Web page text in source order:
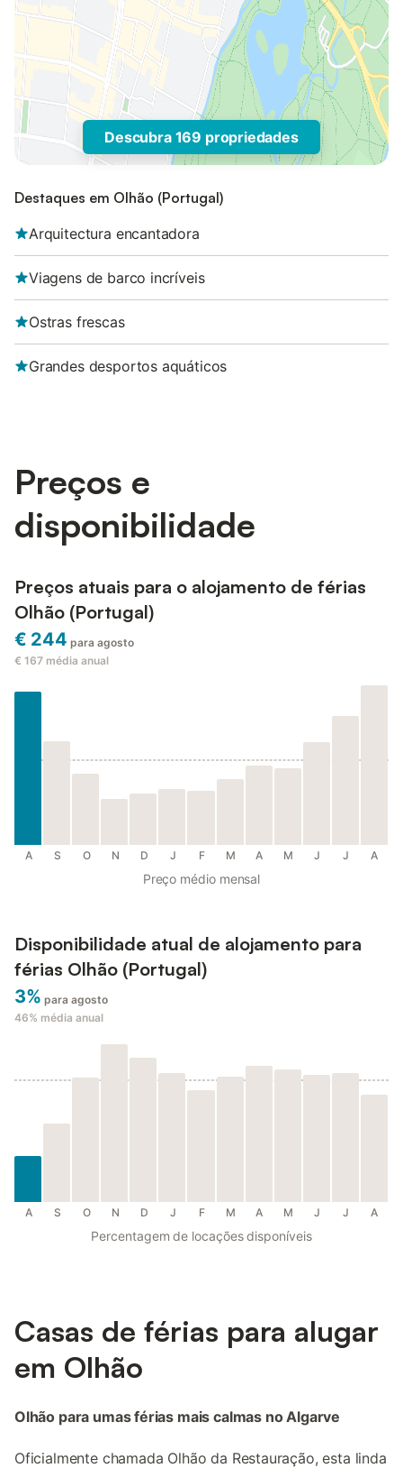
Descubra 169 propriedades
Destaques em Olhão (Portugal)
Arquitectura encantadora
Viagens de barco incríveis
Ostras frescas
Grandes desportos aquáticos
Preços e
disponibilidade
Preços atuais para o alojamento de férias
Olhão (Portugal)
€ 244 para agosto
€ 167 média anual
A S O N D J F M A M J J A
Preço médio mensal
Disponibilidade atual de alojamento para
férias Olhão (Portugal)
3% para agosto
46% média anual
A S O N D J F M A M J J A
Percentagem de locações disponíveis
Casas de férias para alugar
em Olhão
Olhão para umas férias mais calmas no Algarve
Oficialmente chamada Olhão da Restauração, esta linda